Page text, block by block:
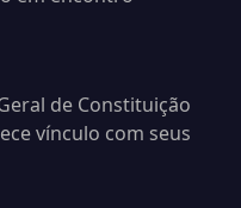
de Constituição
vínculo com seus